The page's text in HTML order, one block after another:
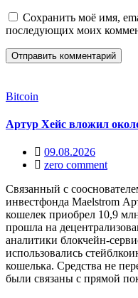
Сохранить моё имя,
последующих моих
Bitcoin
Артур Хейс вложил
09.08.2026
zero comment
Связанный с
инвестфонда Maelstrom
кошелек приобрел 10,9
прошла на
аналитики блокчейн-
использовались
кошелька. Средства не
были связаны с прямой